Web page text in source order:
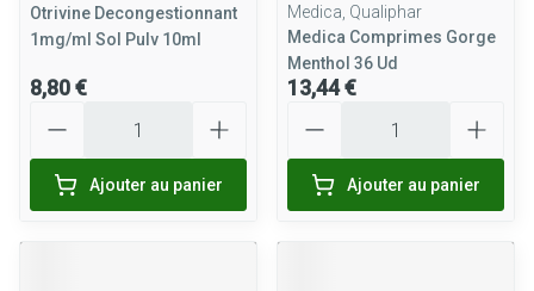
Otrivine Decongestionnant
1mg/ml Sol Pulv 10ml
8,80 €
Ajouter au panier
Medica, Qualiphar
Medica Comprimes Gorge
Menthol 36 Ud
13,44 €
Ajouter au panier